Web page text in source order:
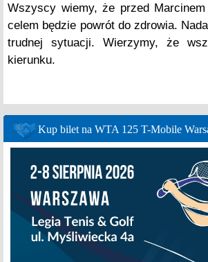
Wszyscy wiemy, że przed
celem będzie powrót do zdrowia.
trudnej sytuacji. Wierzymy, że
kierunku.
Kup bilet na WTA 125 T-Mobile